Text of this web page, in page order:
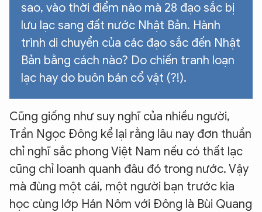
sao, vào thời điểm nào mà 28 đạo sắc bị
lưu lạc sang đất nước Nhật Bản. Hành
trình di chuyển của các đạo sắc đến Nhật
Bản bằng cách nào? Do chiến tranh loạn
lạc hay do buôn bán cổ vật (?!).
Cũng giống như suy nghĩ của nhiều người,
Trần Ngọc Đông kể lại rằng lâu nay đơn thuần
chỉ nghĩ sắc phong Việt Nam nếu có thất lạc
cũng chỉ loanh quanh đâu đó trong nước. Vậy
mà đùng một cái, một người bạn trước kia
học cùng lớp Hán Nôm với Đông là Bùi Quang